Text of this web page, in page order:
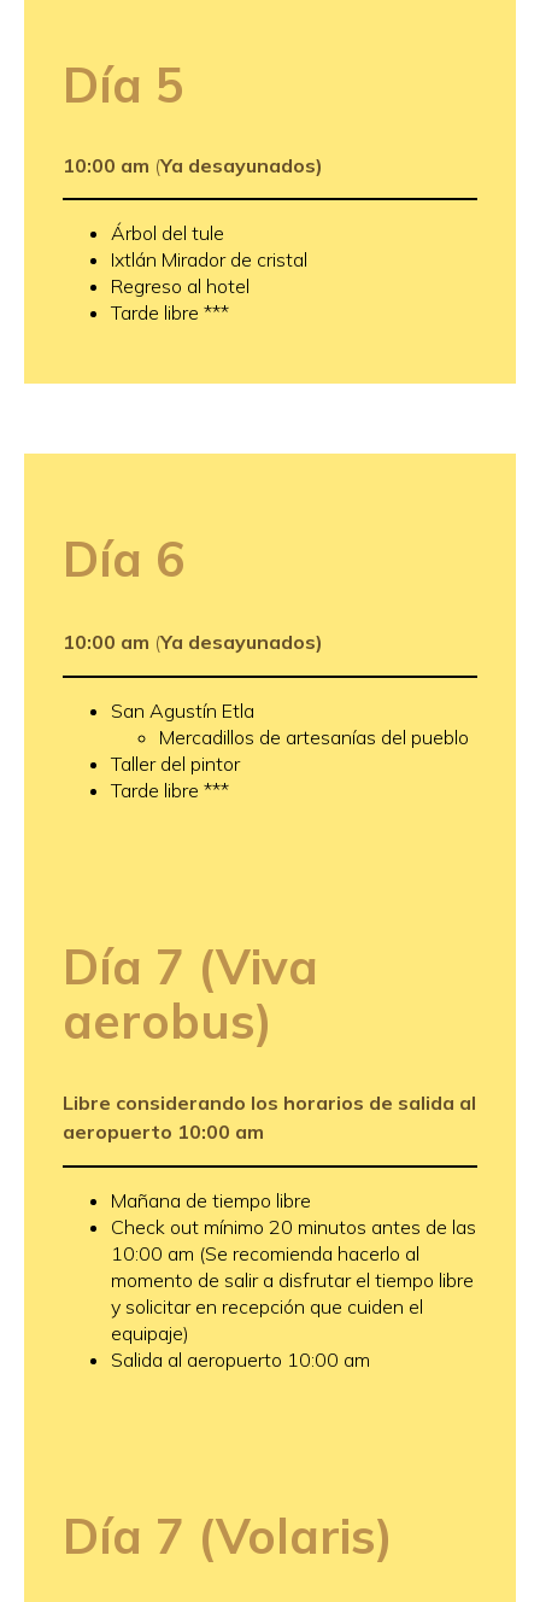
Día 5
10:00 am (Ya desayunados)
Árbol del tule
Ixtlán Mirador de cristal
Regreso al hotel
Tarde libre ***
Día 6
10:00 am (Ya desayunados)
San Agustín Etla
Mercadillos de artesanías del pueblo
Taller del pintor
Tarde libre ***
Día 7 (Viva
aerobus)
Libre considerando los horarios de salida al
aeropuerto 10:00 am
Mañana de tiempo libre
Check out mínimo 20 minutos antes de las
10:00 am (Se recomienda hacerlo al
momento de salir a disfrutar el tiempo libre
y solicitar en recepción que cuiden el
equipaje)
Salida al aeropuerto 10:00 am
Día 7 (Volaris)